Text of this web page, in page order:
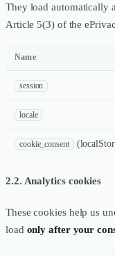
They load automatically
Article 5(3) of the
Name
session
locale
cookie_consent
2.2. Analytics cookies
These cookies help us
load only after your